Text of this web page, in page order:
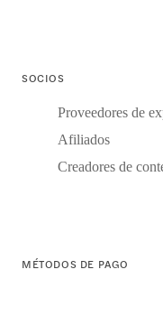
SOCIOS
Proveedores de
Afiliados
Creadores de
MÉTODOS DE PAGO